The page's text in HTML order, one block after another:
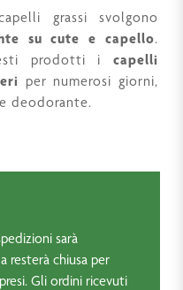
grassi svolgono
su cute e capello.
prodotti i capelli
per numerosi giorni,
deodorante.
sarà
resterà chiusa per
Gli ordini ricevuti